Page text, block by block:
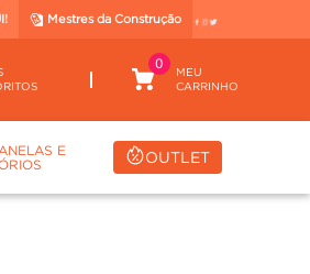
Mestres da Construção
0
E
OUTLET